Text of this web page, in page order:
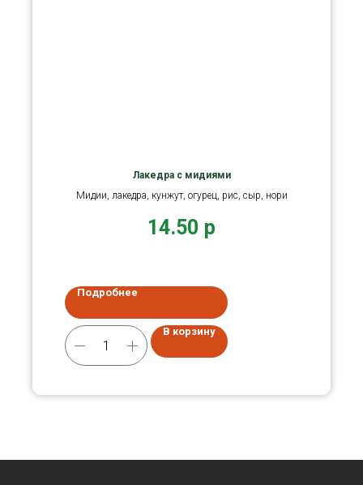
Лакедра с мидиями
Мидии, лакедра, кунжут, огурец, рис, сыр, нори
14.50 р
Подробнее
В корзину